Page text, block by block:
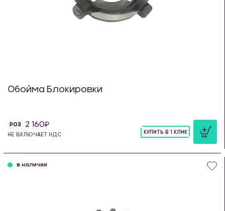
Обойма Блокировки
РОЗ 2 160
НЕ ВКЛЮЧАЕТ НДС
КУПИТЬ В 1 КЛИК
в наличии